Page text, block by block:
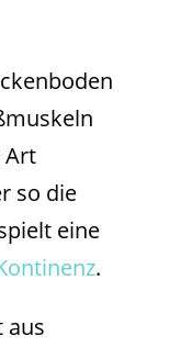
Art
so die
eine
.
aus